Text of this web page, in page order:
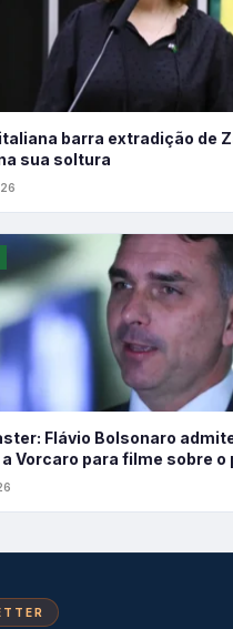
barra extradição de
sua soltura
Flávio Bolsonaro
Vorcaro para filme sobre o